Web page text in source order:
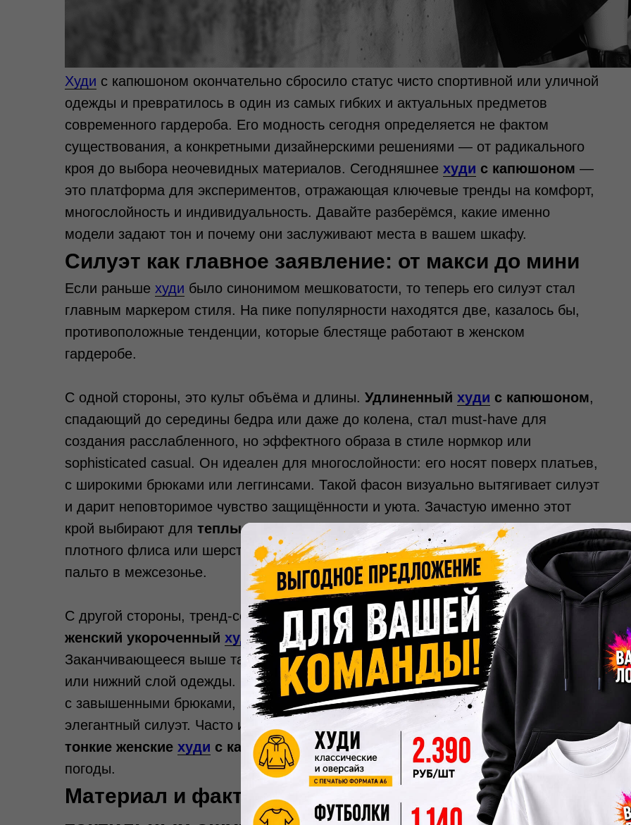
Худи с капюшоном окончательно сбросило статус чисто спортивной или уличной
одежды и превратилось в один из самых гибких и актуальных предметов
современного гардероба. Его модность сегодня определяется не фактом
существования, а конкретными дизайнерскими решениями — от радикального
кроя до выбора неочевидных материалов. Сегодняшнее худи с капюшоном —
это платформа для экспериментов, отражающая ключевые тренды на комфорт,
многослойность и индивидуальность. Давайте разберёмся, какие именно
модели задают тон и почему они заслуживают места в вашем шкафу.
Силуэт как главное заявление: от макси до мини
Если раньше худи было синонимом мешковатости, то теперь его силуэт стал
главным маркером стиля. На пике популярности находятся две, казалось бы,
противоположные тенденции, которые блестяще работают в женском
гардеробе.
С одной стороны, это культ объёма и длины. Удлиненный худи с капюшоном,
спадающий до середины бедра или даже до колена, стал must-have для
создания расслабленного, но эффектного образа в стиле нормкор или
sophisticated casual. Он идеален для многослойности: его носят поверх платьев,
с широкими брюками или леггинсами. Такой фасон визуально вытягивает силуэт
и дарит неповторимое чувство защищённости и уюта. Зачастую именно этот
крой выбирают для теплые женские худи с капюшоном
, сделанные из
плотного флиса или шерстяной смеси, превращая их в альтернативу лёгкому
пальто в межсезонье.
С другой стороны, тренд-сеттеры активно носят контрастный вариант —
женский укороченный худис капюшоном (короткий худиили crop hoodie).
Заканчивающееся выше талии или на уровне талии, оно открывает поясницу
или нижний слой одежды. Этот дерзкий и молодёжный фасон отлично работает
с завышенными брюками, юбками-макси и создаёт динамичный, спортивно-
элегантный силуэт. Часто именно в таком укороченном исполнении делают
тонкие женские худи с капюшоном
из хлопка или трикотажа для тёплой
погоды.
Материал и фактура: забота о планете и